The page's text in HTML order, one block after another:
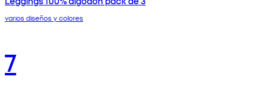
varios diseños y colores
7